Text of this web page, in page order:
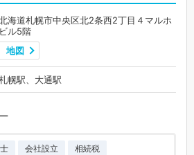
海道札幌市中央区北2条西2丁目４マルホ
ビル5階
地図
幌駅、大通駅
会社設立 相続税